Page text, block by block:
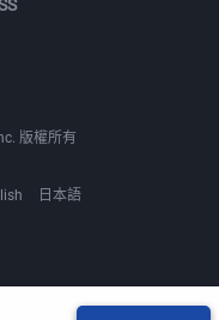
版權所有
日本語